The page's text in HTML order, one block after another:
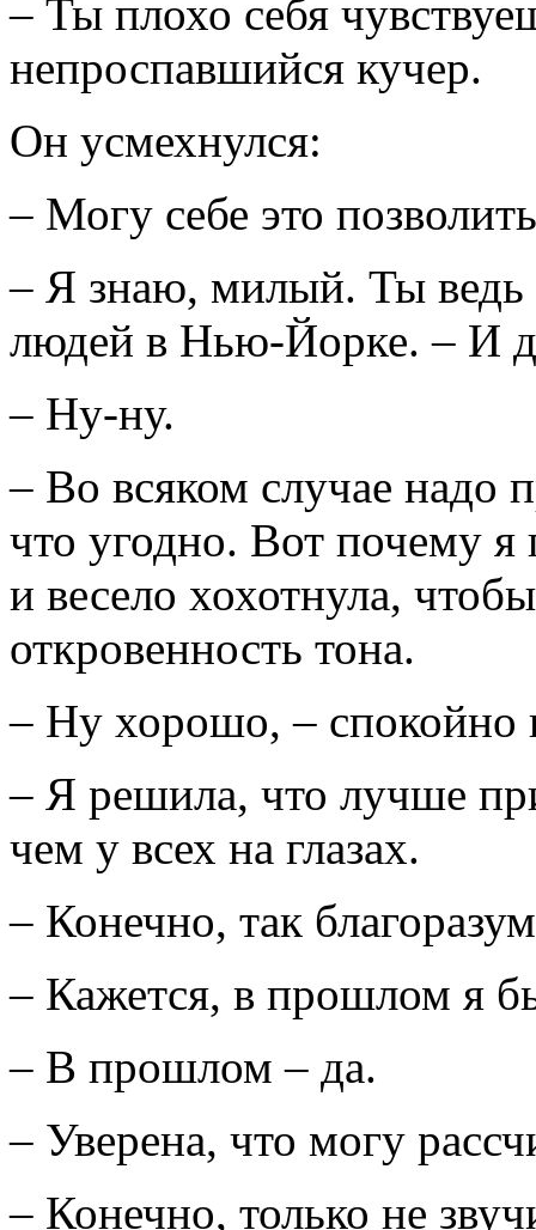
– Ты плохо себя
непроспавшийся кучер.
Он усмехнулся:
– Могу себе это
– Я знаю, милый. Ты ведь
людей в Нью-Йорке. – И
– Ну-ну.
– Во всяком случае надо
что угодно. Вот почему я
и весело хохотнула,
откровенность тона.
– Ну хорошо, – спокойно
– Я решила, что лучше
чем у всех на глазах.
– Конечно, так
– Кажется, в прошлом я
– В прошлом – да.
– Уверена, что могу
– Конечно, только не